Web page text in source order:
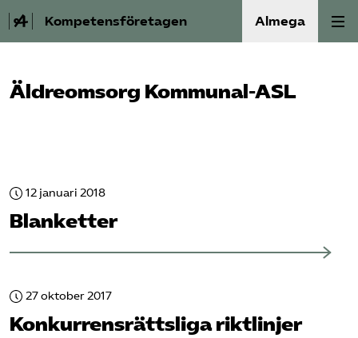
Kompetensföretagen Almega
Medlemskap
Om oss
Äldreomsorg Kommunal-ASL
12 januari 2018
Blanketter
27 oktober 2017
Konkurrensrättsliga riktlinjer